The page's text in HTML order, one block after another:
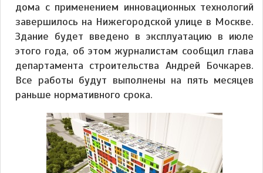
дома с применением инновационных технологий
завершилось на Нижегородской улице в Москве.
Здание будет введено в эксплуатацию в июле
этого года, об этом журналистам сообщил глава
департамента строительства Андрей Бочкарев.
Все работы будут выполнены на пять месяцев
раньше нормативного срока.